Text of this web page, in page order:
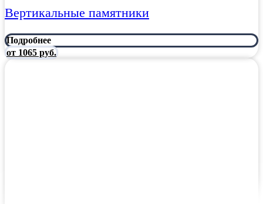
Вертикальные памятники
Подробнее
от 1065 руб.